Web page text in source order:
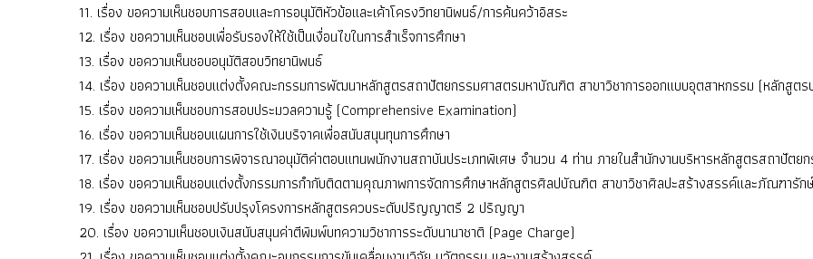
11. เรื่อง ขอความเห็นชอบการสอบและการอนุมัติหัวข้อและเค้าโครงวิทยานิพนธ์/การค้นคว้าอิสระ
12. เรื่อง ขอความเห็นชอบเพื่อรับรองให้ใช้เป็นเงื่อนไขในการสำเร็จการศึกษา
13. เรื่อง ขอความเห็นชอบอนุมัติสอบวิทยานิพนธ์
14. เรื่อง ขอความเห็นชอบแต่งตั้งคณะกรรมการพัฒนาหลักสูตรสถาปัตยกรรมศาสตรมหาบัณฑิต สาขาวิชาการออกแบบอุตสาหกรรม (หลักสูต
15. เรื่อง ขอความเห็นชอบการสอบประมวลความรู้ (Comprehensive Examination)
16. เรื่อง ขอความเห็นชอบแผนการใช้เงินบริจาคเพื่อสนับสนุนทุนการศึกษา
17. เรื่อง ขอความเห็นชอบการพิจารณาอนุมัติค่าตอบแทนพนักงานสถาบันประเภทพิเศษ จำนวน 4 ท่าน ภายในสำนักงานบริหารหลักสูตรสถาปัตยก
18. เรื่อง ขอความเห็นชอบแต่งตั้งกรรมการกำกับติดตามคุณภาพการจัดการศึกษาหลักสูตรศิลปบัณฑิต สาขาวิชาศิลปะสร้างสรรค์และภัณฑารัก
19. เรื่อง ขอความเห็นชอบปรับปรุงโครงการหลักสูตรควบระดับปริญญาตรี 2 ปริญญา
20. เรื่อง ขอความเห็นชอบเงินสนับสนุนค่าตีพิมพ์บทความวิชาการระดับนานาชาติ (Page Charge)